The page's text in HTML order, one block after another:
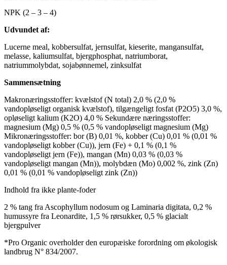
NPK (2 – 3 – 4)
Udvundet af:
Lucerne meal, kobbersulfat, jernsulfat, kieserite, mangansulfat,
melasse, kaliumsulfat, bjergphosphat, natriumborat,
natriummolybdat, sojabønnemel, zinksulfat
Sammensætning
Makronæringsstoffer: kvælstof (N total) 2,0 % (2,0 %
vandopløseligt organisk kvælstof), tilgængeligt fosfat (P2O5) 3,0 %,
opløseligt kalium (K2O) 4,0 % Sekundære næringsstoffer:
magnesium (Mg) 0,5 % (0,5 % vandopløseligt magnesium (Mg)
Mikronæringsstoffer: bor (B) 0,01 %, kobber (Cu) 0,01 % (0,01 %
vandopløseligt kobber (Cu)), jern (Fe) + 0,1 % (0,1 %
vandopløseligt jern (Fe)), mangan (Mn) 0,03 % (0,03 %
vandopløseligt mangan (Mn)), molybdæn (Mo) 0,002 %, zink (Zn)
0,01 % (0,01 % vandopløseligt zink (Zn))
Indhold fra ikke plante-foder
2 % tang fra Ascophyllum nodosum og Laminaria digitata, 0,2 %
humussyre fra Leonardite, 1,5 % rørsukker, 0,5 % glacialt
bjergpulver
*Pro Organic overholder den europæiske forordning om økologisk
landbrug N° 834/2007.